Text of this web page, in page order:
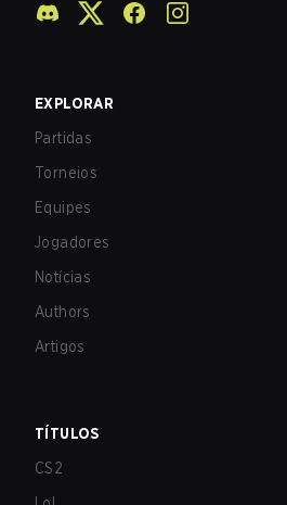
EXPLORAR
Partidas
Torneios
Equipes
Jogadores
Notícias
Authors
Artigos
TÍTULOS
CS2